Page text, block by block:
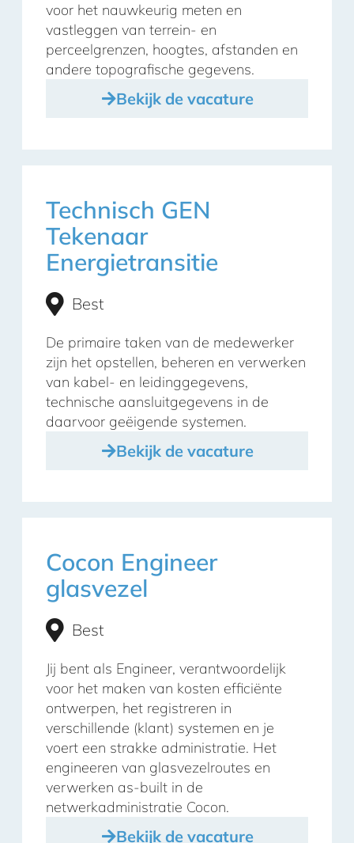
voor het nauwkeurig meten en
vastleggen van terrein- en
perceelgrenzen, hoogtes, afstanden en
andere topografische gegevens.
Bekijk de vacature
Technisch GEN
Tekenaar
Energietransitie
Best
De primaire taken van de medewerker
zijn het opstellen, beheren en verwerken
van kabel- en leidinggegevens,
technische aansluitgegevens in de
daarvoor geëigende systemen.
Bekijk de vacature
Cocon Engineer
glasvezel
Best
Jij bent als Engineer, verantwoordelijk
voor het maken van kosten efficiënte
ontwerpen, het registreren in
verschillende (klant) systemen en je
voert een strakke administratie. Het
engineeren van glasvezelroutes en
verwerken as-built in de
netwerkadministratie Cocon.
Bekijk de vacature